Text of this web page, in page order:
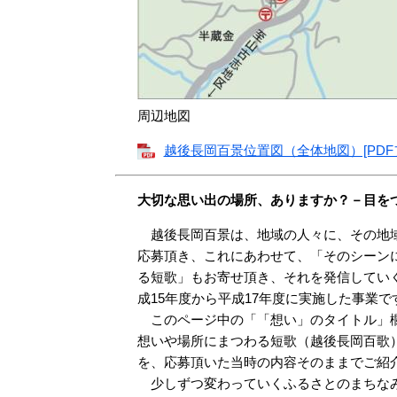
周辺地図
越後長岡百景位置図（全体地図）
大切な思い出の場所、ありますか？－目
越後長岡百景は、地域の人々に、その地
応募頂き、これにあわせて、「そのシー
る短歌」もお寄せ頂き、それを発信して
成15年度から平成17年度に実施した事業で
このページ中の「「想い」のタイトル」
想いや場所にまつわる短歌（越後長岡百
を、応募頂いた当時の内容そのままでご紹
少しずつ変わっていくふるさとのまちな